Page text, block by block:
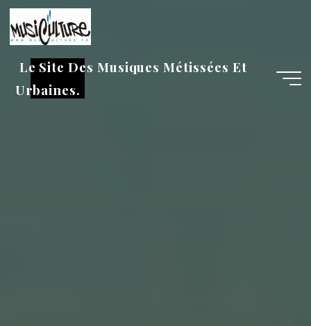
Aller
au
contenu
Le Site Des Musiques Métissées Et
Urbaines.